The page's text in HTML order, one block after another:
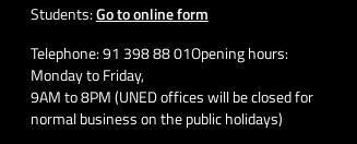
Students:Go to online form
Telephone: 91 398 88 01Opening hours:
Monday to Friday,
9AM to 8PM (UNED offices will be closed for
normal business on the public holidays)